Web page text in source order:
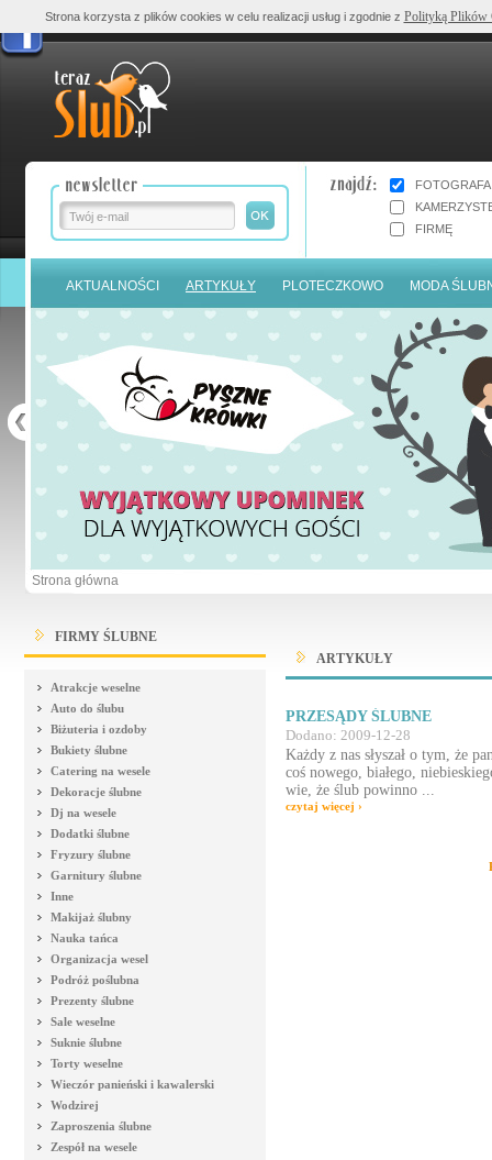
FOTOGRAFA
FIRMĘ
AKTUALNOŚCI ARTYKUŁY PLOTECZKOWO MODA
Strona główna
FIRMY ŚLUBNE
Atrakcje weselne
Auto do ślubu
Biżuteria i ozdoby
Bukiety ślubne
Catering na wesele
Dekoracje ślubne
Dj na wesele
Dodatki ślubne
Fryzury ślubne
Garnitury ślubne
Inne
Makijaż ślubny
Nauka tańca
Organizacja wesel
Podróż poślubna
Prezenty ślubne
Sale weselne
Suknie ślubne
Torty weselne
Wieczór panieński i kawalerski
Wodzirej
Zaproszenia ślubne
Zespół na wesele
ARTYKUŁY
PRZESĄDY ŚLUBNE
Dodano: 2009-12-28
Każdy z nas słyszał o tym, że
coś nowego, białego,
wie, że ślub powinno ...
czytaj więcej ›
Strona korzysta z plików cookies w celu realizacji usług i zgodnie z Polityką Plików